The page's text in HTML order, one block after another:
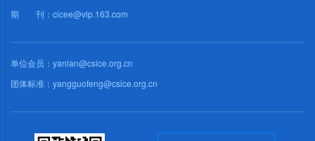
期 刊：cicee@vip.163.com
单位会员：yanlan@csice.org.cn
团体标准：yangguofeng@csice.org.cn